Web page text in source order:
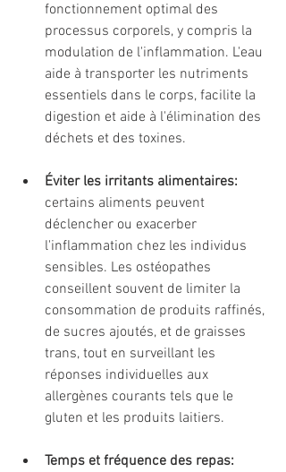
fonctionnement optimal des
processus corporels, y compris la
modulation de l'inflammation. L'eau
aide à transporter les nutriments
essentiels dans le corps, facilite la
digestion et aide à l'élimination des
déchets et des toxines.
Éviter les irritants alimentaires:
certains aliments peuvent
déclencher ou exacerber
l'inflammation chez les individus
sensibles. Les ostéopathes
conseillent souvent de limiter la
consommation de produits raffinés,
de sucres ajoutés, et de graisses
trans, tout en surveillant les
réponses individuelles aux
allergènes courants tels que le
gluten et les produits laitiers.
Temps et fréquence des repas: